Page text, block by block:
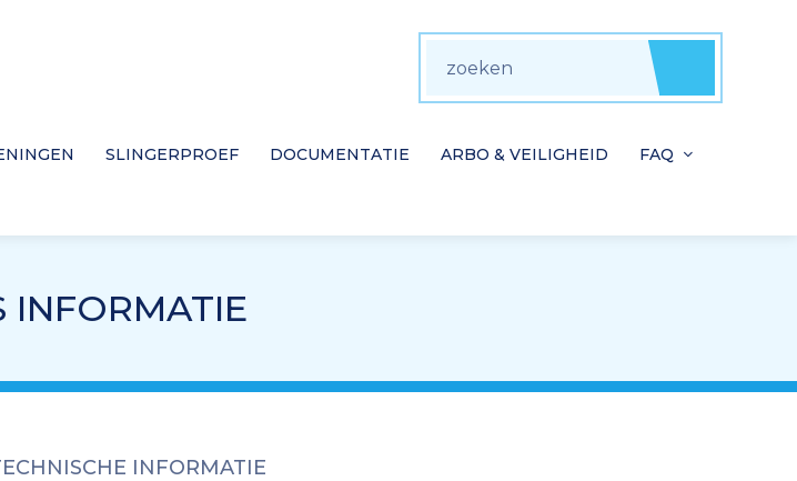
SLINGERPROEF DOCUMENTATIE ARBO & VEILIGHEID FAQ
INFORMATIE
INFORMATIE